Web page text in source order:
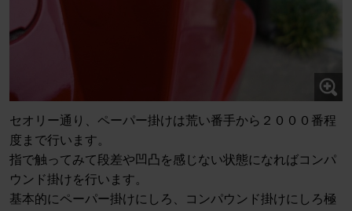
セオリー通り、ペーパー掛けは荒い番手から２０００番程
度まで行います。
指で触ってみて段差や凹凸を感じない状態になればコンパ
ウンド掛けを行います。
基本的にペーパー掛けにしろ、コンパウンド掛けにしろ極